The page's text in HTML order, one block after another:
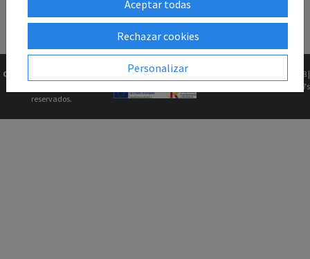
Copyright © 2026
reservados.
2.81.5+1b46211f68 |
0.0727s
Aceptar todas
Rechazar cookies
Personalizar